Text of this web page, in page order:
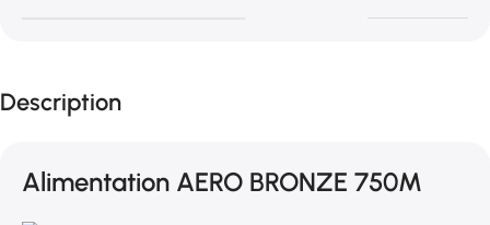
Description
Alimentation AERO BRONZE 750M